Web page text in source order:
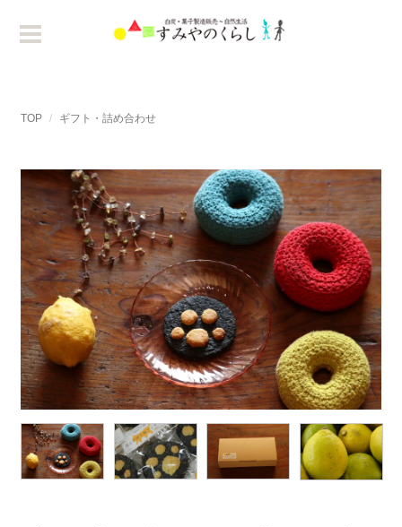
TOP ギフト・詰め合わせ